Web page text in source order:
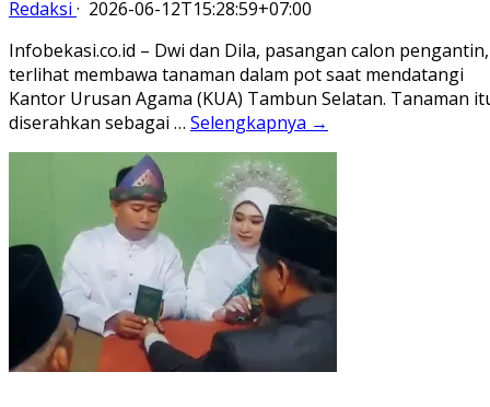
Redaksi · 2026-06-12T15:28:59+07:00
Infobekasi.co.id – Dwi dan Dila, pasangan calon pengantin,
terlihat membawa tanaman dalam pot saat mendatangi
Kantor Urusan Agama (KUA) Tambun Selatan. Tanaman
diserahkan sebagai … Selengkapnya →